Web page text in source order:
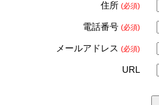
住所 (必須)
電話番号 (必須)
メールアドレス (必須)
URL